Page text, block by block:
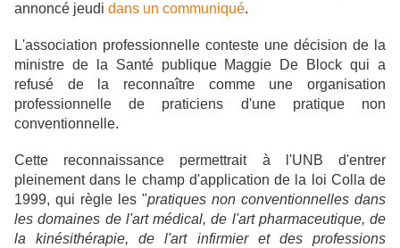
annoncé jeudi dans un communiqué.
L'association professionnelle conteste une décision de la
ministre de la Santé publique Maggie De Block qui a
refusé de la reconnaître comme une organisation
professionnelle de praticiens d'une pratique non
conventionnelle.
Cette reconnaissance permettrait à l'UNB d'entrer
pleinement dans le champ d'application de la loi Colla de
1999, qui règle les "pratiques non conventionnelles dans
les domaines de l'art médical, de l'art pharmaceutique, de
la kinésithérapie, de l'art infirmier et des professions